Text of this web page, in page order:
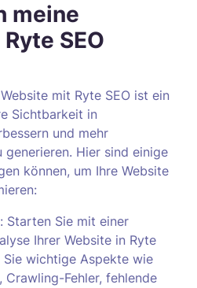
meine
SEO
mit Ryte SEO ist ein
Sichtbarkeit in
und mehr
Hier sind einige
können, um Ihre Website
Starten Sie mit einer
Ihrer Website in Ryte
Sie wichtige Aspekte wie
Crawling-Fehler, fehlende